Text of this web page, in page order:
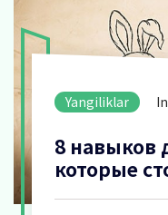
Yangiliklar
8 навыков
которые